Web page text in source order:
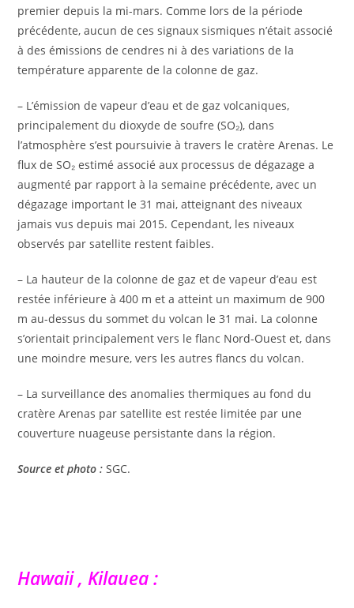
premier depuis la mi-mars. Comme lors de la période
précédente, aucun de ces signaux sismiques n’était associé
à des émissions de cendres ni à des variations de la
température apparente de la colonne de gaz.
– L’émission de vapeur d’eau et de gaz volcaniques,
principalement du dioxyde de soufre (SO₂), dans
l’atmosphère s’est poursuivie à travers le cratère Arenas. Le
flux de SO₂ estimé associé aux processus de dégazage a
augmenté par rapport à la semaine précédente, avec un
dégazage important le 31 mai, atteignant des niveaux
jamais vus depuis mai 2015. Cependant, les niveaux
observés par satellite restent faibles.
– La hauteur de la colonne de gaz et de vapeur d’eau est
restée inférieure à 400 m et a atteint un maximum de 900
m au-dessus du sommet du volcan le 31 mai. La colonne
s’orientait principalement vers le flanc Nord-Ouest et, dans
une moindre mesure, vers les autres flancs du volcan.
– La surveillance des anomalies thermiques au fond du
cratère Arenas par satellite est restée limitée par une
couverture nuageuse persistante dans la région.
Source et photo : SGC.
Hawaii , Kilauea :